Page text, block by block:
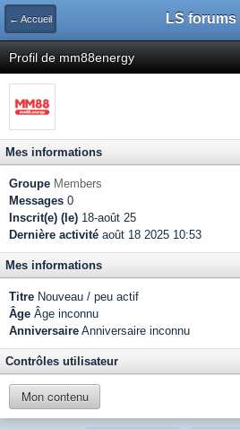
← Accueil LS forums
Profil de mm88energy
Mes informations
Groupe Members
Messages 0
Inscrit(e) (le) 18-août 25
Dernière activité août 18 2025 10:53
Mes informations
Titre Nouveau / peu actif
Âge Âge inconnu
Anniversaire Anniversaire inconnu
Contrôles utilisateur
Mon contenu